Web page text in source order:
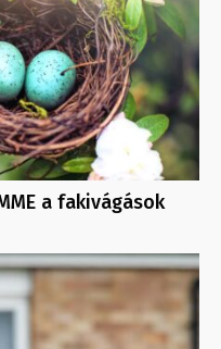
a fakivágások